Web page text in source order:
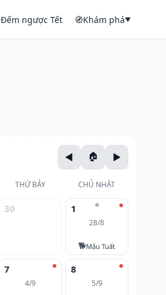
Đếm ngược Tết 🧭Khám phá▼
THỨ BẢY CHỦ NHẬT
30 ⭐
1
28/8
🐕Mậu Tuất
7
4/9
8
5/9